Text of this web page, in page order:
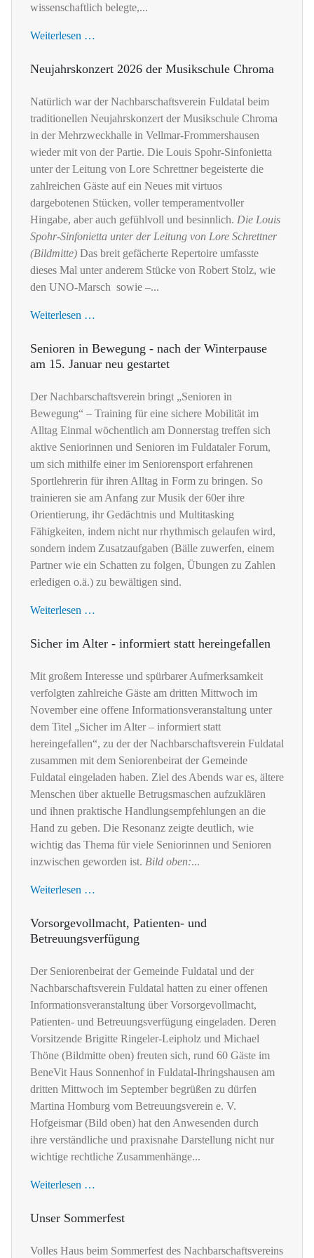
wissenschaftlich belegte,...
Weiterlesen …
Neujahrskonzert 2026 der Musikschule Chroma
Natürlich war der Nachbarschaftsverein Fuldatal beim
traditionellen Neujahrskonzert der Musikschule Chroma
in der Mehrzweckhalle in Vellmar-Frommershausen
wieder mit von der Partie. Die Louis Spohr-Sinfonietta
unter der Leitung von Lore Schrettner begeisterte die
zahlreichen Gäste auf ein Neues mit virtuos
dargebotenen Stücken, voller temperamentvoller
Hingabe, aber auch gefühlvoll und besinnlich. Die Louis
Spohr-Sinfonietta unter der Leitung von Lore Schrettner
(Bildmitte) Das breit gefächerte Repertoire umfasste
dieses Mal unter anderem Stücke von Robert Stolz, wie
den UNO-Marsch sowie –...
Weiterlesen …
Senioren in Bewegung - nach der Winterpause
am 15. Januar neu gestartet
Der Nachbarschaftsverein bringt „Senioren in
Bewegung“ – Training für eine sichere Mobilität im
Alltag Einmal wöchentlich am Donnerstag treffen sich
aktive Seniorinnen und Senioren im Fuldataler Forum,
um sich mithilfe einer im Seniorensport erfahrenen
Sportlehrerin für ihren Alltag in Form zu bringen. So
trainieren sie am Anfang zur Musik der 60er ihre
Orientierung, ihr Gedächtnis und Multitasking
Fähigkeiten, indem nicht nur rhythmisch gelaufen wird,
sondern indem Zusatzaufgaben (Bälle zuwerfen, einem
Partner wie ein Schatten zu folgen, Übungen zu Zahlen
erledigen o.ä.) zu bewältigen sind.
Weiterlesen …
Sicher im Alter - informiert statt hereingefallen
Mit großem Interesse und spürbarer Aufmerksamkeit
verfolgten zahlreiche Gäste am dritten Mittwoch im
November eine offene Informationsveranstaltung unter
dem Titel „Sicher im Alter – informiert statt
hereingefallen“, zu der der Nachbarschaftsverein Fuldatal
zusammen mit dem Seniorenbeirat der Gemeinde
Fuldatal eingeladen haben. Ziel des Abends war es, ältere
Menschen über aktuelle Betrugsmaschen aufzuklären
und ihnen praktische Handlungsempfehlungen an die
Hand zu geben. Die Resonanz zeigte deutlich, wie
wichtig das Thema für viele Seniorinnen und Senioren
inzwischen geworden ist. Bild oben:...
Weiterlesen …
Vorsorgevollmacht, Patienten- und
Betreuungsverfügung
Der Seniorenbeirat der Gemeinde Fuldatal und der
Nachbarschaftsverein Fuldatal hatten zu einer offenen
Informationsveranstaltung über Vorsorgevollmacht,
Patienten- und Betreuungsverfügung eingeladen. Deren
Vorsitzende Brigitte Ringeler-Leipholz und Michael
Thöne (Bildmitte oben) freuten sich, rund 60 Gäste im
BeneVit Haus Sonnenhof in Fuldatal-Ihringshausen am
dritten Mittwoch im September begrüßen zu dürfen
Martina Homburg vom Betreuungsverein e. V.
Hofgeismar (Bild oben) hat den Anwesenden durch
ihre verständliche und praxisnahe Darstellung nicht nur
wichtige rechtliche Zusammenhänge...
Weiterlesen …
Unser Sommerfest
Volles Haus beim Sommerfest des Nachbarschaftsvereins